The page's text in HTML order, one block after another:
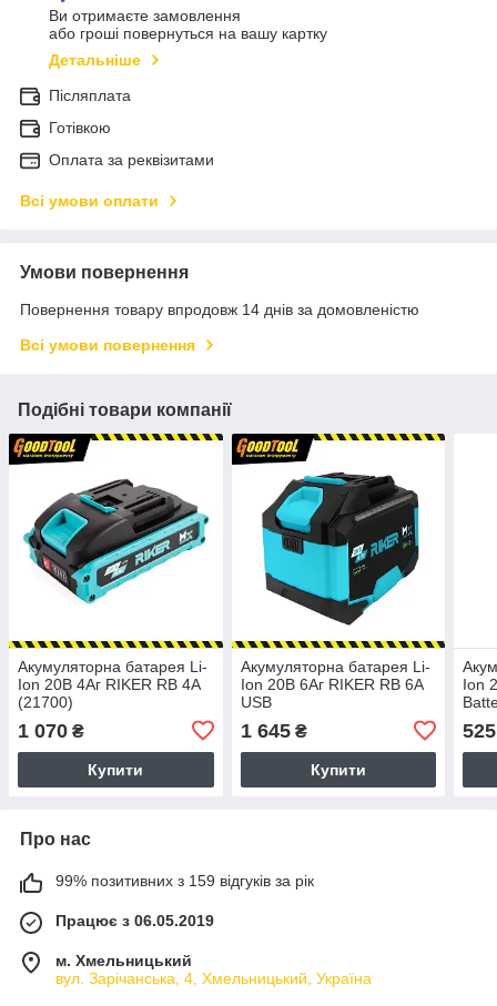
Ви отримаєте замовлення
або гроші повернуться на вашу картку
Детальніше
Післяплата
Готівкою
Оплата за реквізитами
Всі умови оплати
Умови повернення
Повернення товару впродовж 14 днів за домовленістю
Всі умови повернення
Подібні товари компанії
Акумуляторна батарея Li-
Ion 20В 4Aг RIKER RB 4A
(21700)
1 070 ₴
Купити
Акумуляторна батарея Li-
Ion 20В 6Aг RIKER RB 6A
USB
1 645₴
Купити
Ion
525
Про нас
99% позитивних з 159 відгуків за рік
Працює з 06.05.2019
м. Хмельницький
вул. Зарічанська, 4, Хмельницький, Україна